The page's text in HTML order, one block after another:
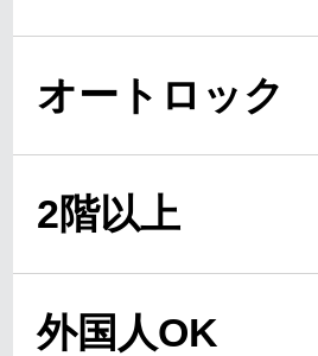
オートロック
2階以上
外国人OK